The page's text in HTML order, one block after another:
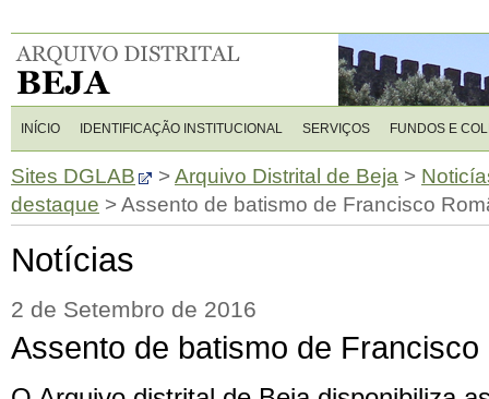
INÍCIO IDENTIFICAÇÃO INSTITUCIONAL SERVIÇOS FUNDOS E
Sites DGLAB >Arquivo Distrital de Beja >
destaque >Assento de batismo de Francisco
Notícias
2 de Setembro de 2016
Assento de batismo de